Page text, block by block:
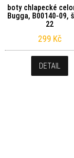
boty chlapecké
Bugga, B00140-09,
22
299 Kč
DETAIL